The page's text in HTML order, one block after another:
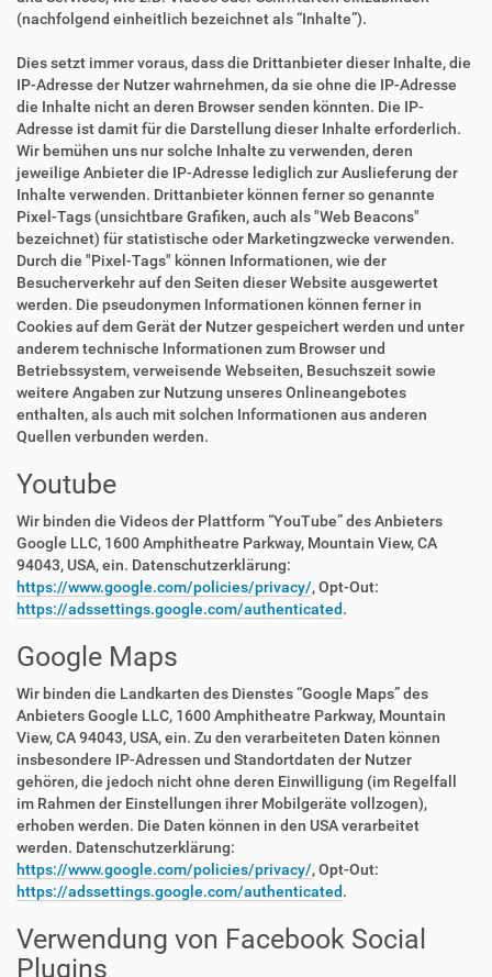
(nachfolgend einheitlich bezeichnet als “Inhalte”).
Dies setzt immer voraus, dass die Drittanbieter dieser Inhalte, die
IP-Adresse der Nutzer wahrnehmen, da sie ohne die IP-Adresse
die Inhalte nicht an deren Browser senden könnten. Die IP-
Adresse ist damit für die Darstellung dieser Inhalte erforderlich.
Wir bemühen uns nur solche Inhalte zu verwenden, deren
jeweilige Anbieter die IP-Adresse lediglich zur Auslieferung der
Inhalte verwenden. Drittanbieter können ferner so genannte
Pixel-Tags (unsichtbare Grafiken, auch als "Web Beacons"
bezeichnet) für statistische oder Marketingzwecke verwenden.
Durch die "Pixel-Tags" können Informationen, wie der
Besucherverkehr auf den Seiten dieser Website ausgewertet
werden. Die pseudonymen Informationen können ferner in
Cookies auf dem Gerät der Nutzer gespeichert werden und unter
anderem technische Informationen zum Browser und
Betriebssystem, verweisende Webseiten, Besuchszeit sowie
weitere Angaben zur Nutzung unseres Onlineangebotes
enthalten, als auch mit solchen Informationen aus anderen
Quellen verbunden werden.
Youtube
Wir binden die Videos der Plattform “YouTube” des Anbieters
Google LLC, 1600 Amphitheatre Parkway, Mountain View, CA
94043, USA, ein. Datenschutzerklärung:
https://www.google.com/policies/privacy/, Opt-Out:
https://adssettings.google.com/authenticated.
Google Maps
Wir binden die Landkarten des Dienstes “Google Maps” des
Anbieters Google LLC, 1600 Amphitheatre Parkway, Mountain
View, CA 94043, USA, ein. Zu den verarbeiteten Daten können
insbesondere IP-Adressen und Standortdaten der Nutzer
gehören, die jedoch nicht ohne deren Einwilligung (im Regelfall
im Rahmen der Einstellungen ihrer Mobilgeräte vollzogen),
erhoben werden. Die Daten können in den USA verarbeitet
werden. Datenschutzerklärung:
https://www.google.com/policies/privacy/, Opt-Out:
https://adssettings.google.com/authenticated.
Verwendung von Facebook Social
Plugins